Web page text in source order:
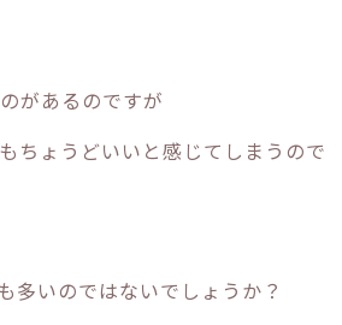
があるのですが
ちょうどいいと感じてしまうので
多いのではないでしょうか？